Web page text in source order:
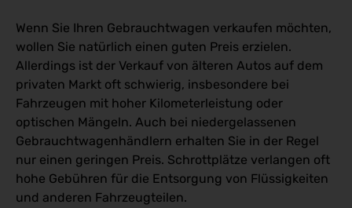
Wenn Sie Ihren Gebrauchtwagen verkaufen möchten,
wollen Sie natürlich einen guten Preis erzielen.
Allerdings ist der Verkauf von älteren Autos auf dem
privaten Markt oft schwierig, insbesondere bei
Fahrzeugen mit hoher Kilometerleistung oder
optischen Mängeln. Auch bei niedergelassenen
Gebrauchtwagenhändlern erhalten Sie in der Regel
nur einen geringen Preis. Schrottplätze verlangen oft
hohe Gebühren für die Entsorgung von Flüssigkeiten
und anderen Fahrzeugteilen.